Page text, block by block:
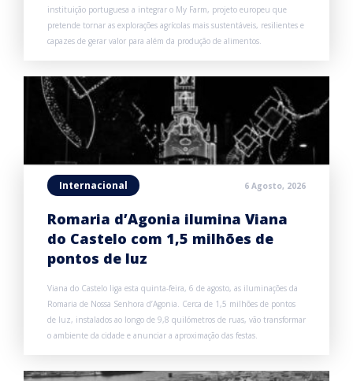
instituição portuguesa a integrar o My Farm, projeto europeu que
pretende tornar as explorações agrícolas mais sustentáveis, resilientes e
capazes de gerar valor para além da produção de alimentos.
Internacional 6 Agosto, 2026
Romaria d’Agonia ilumina Viana
do Castelo com 1,5 milhões de
pontos de luz
Viana do Castelo liga esta quinta-feira, 6 de agosto, as iluminações da
Romaria de Nossa Senhora d’Agonia. Cerca de 1,5 milhões de pontos
de luz, instalados ao longo de 9,8 quilómetros de ruas, vão transformar
o ambiente da cidade e anunciar a aproximação das festas.